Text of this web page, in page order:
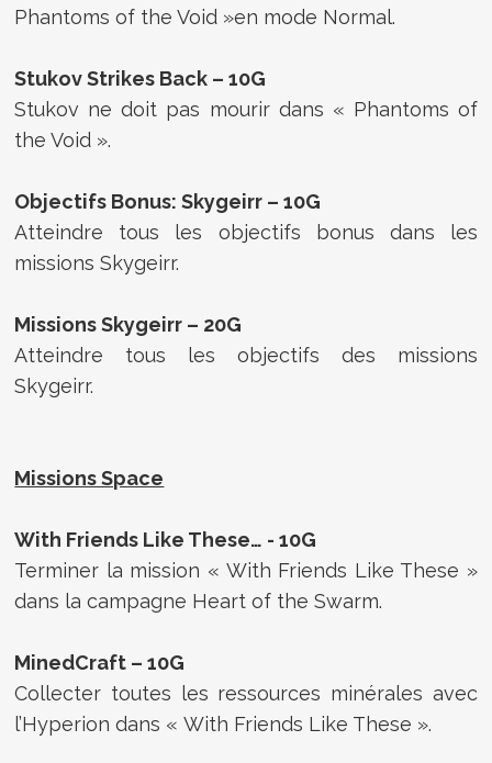
Phantoms of the Void »en mode Normal.
Stukov Strikes Back – 10G
Stukov ne doit pas mourir dans « Phantoms of
the Void ».
Objectifs Bonus: Skygeirr – 10G
Atteindre tous les objectifs bonus dans les
missions Skygeirr.
Missions Skygeirr – 20G
Atteindre tous les objectifs des missions
Skygeirr.
Missions Space
With Friends Like These… - 10G
Terminer la mission « With Friends Like These »
dans la campagne Heart of the Swarm.
MinedCraft – 10G
Collecter toutes les ressources minérales avec
l’Hyperion dans « With Friends Like These ».